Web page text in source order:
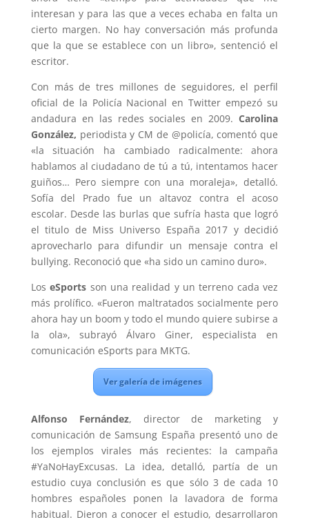
interesan y para las que a veces echaba en falta un
cierto margen. No hay conversación más profunda
que la que se establece con un libro», sentenció el
escritor.
Con más de tres millones de seguidores, el perfil
oficial de la Policía Nacional en Twitter empezó su
andadura en las redes sociales en 2009.Carolina
González, periodista y CM de @policía, comentó que
«la situación ha cambiado radicalmente: ahora
hablamos al ciudadano de tú a tú, intentamos hacer
guiños… Pero siempre con una moraleja», detalló.
Sofía del Prado fue un altavoz contra el acoso
escolar. Desde las burlas que sufría hasta que logró
el titulo de Miss Universo España 2017 y decidió
aprovecharlo para difundir un mensaje contra el
bullying. Reconoció que «ha sido un camino duro».
LoseSports son una realidad y un terreno cada vez
más prolífico. «Fueron maltratados socialmente pero
ahora hay un boom y todo el mundo quiere subirse a
la ola», subrayó Álvaro Giner, especialista en
comunicación eSports para MKTG.
Ver galería de imágenes
Alfonso Fernández, director de marketing y
comunicación de Samsung España presentó uno de
los ejemplos virales más recientes: la campaña
#YaNoHayExcusas. La idea, detalló, partía de un
estudio cuya conclusión es que sólo 3 de cada 10
hombres españoles ponen la lavadora de forma
habitual. Dieron a conocer el estudio, desarrollaron